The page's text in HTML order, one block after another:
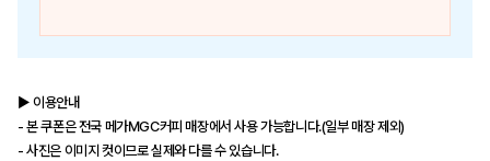
▶ 이용안내
- 본 쿠폰은 전국 메가MGC커피 매장에서 사용 가능합니다.(일부 매장 제외)
- 사진은 이미지 컷이므로 실제와 다를 수 있습니다.